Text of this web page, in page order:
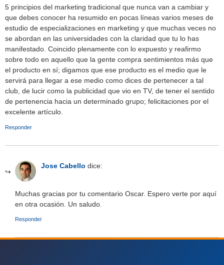
5 principios del marketing tradicional que nunca van a cambiar y
que debes conocer ha resumido en pocas líneas varios meses de
estudio de especializaciones en marketing y que muchas veces no
se abordan en las universidades con la claridad que tu lo has
manifestado. Coincido plenamente con lo expuesto y reafirmo
sobre todo en aquello que la gente compra sentimientos más que
el producto en sí; digamos que ese producto es el medio que le
servirá para llegar a ese medio como dices de pertenecer a tal
club, de lucir como la publicidad que vio en TV, de tener el sentido
de pertenencia hacia un determinado grupo; felicitaciones por el
excelente artículo.
Responder
Jose Cabello dice:
Muchas gracias por tu comentario Oscar. Espero verte por aquí
en otra ocasión. Un saludo.
Responder